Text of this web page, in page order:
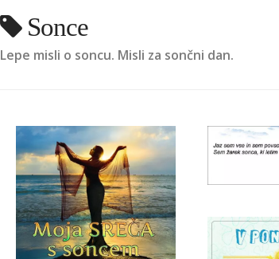
Sonce
Lepe misli o soncu. Misli za sončni dan.